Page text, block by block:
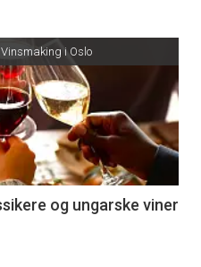
Vinsmaking i Oslo
og ungarske viner